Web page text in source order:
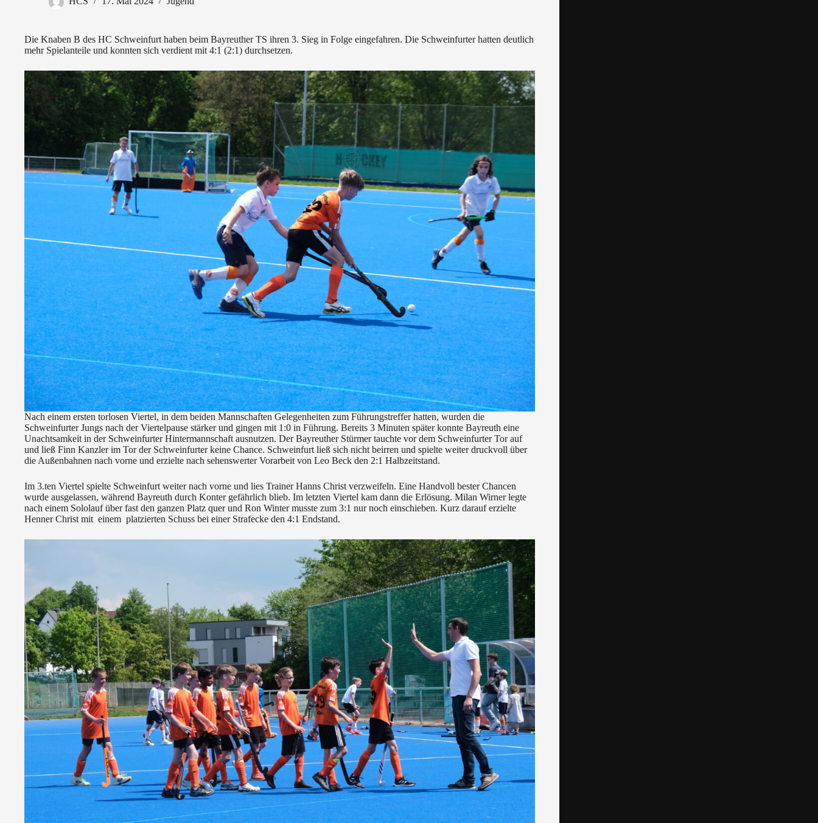
Die Knaben B des HC Schweinfurt haben beim Bayreuther TS ihren 3. Sieg in Folge eingefahren. Die Schweinfurter hatten deutlich
mehr Spielanteile und konnten sich verdient mit 4:1 (2:1) durchsetzen.
Nach einem ersten torlosen Viertel, in dem beiden Mannschaften Gelegenheiten zum Führungstreffer hatten, wurden die
Schweinfurter Jungs nach der Viertelpause stärker und gingen mit 1:0 in Führung. Bereits 3 Minuten später konnte Bayreuth eine
Unachtsamkeit in der Schweinfurter Hintermannschaft ausnutzen. Der Bayreuther Stürmer tauchte vor dem Schweinfurter Tor auf
und ließ Finn Kanzler im Tor der Schweinfurter keine Chance. Schweinfurt ließ sich nicht beirren und spielte weiter druckvoll über
die Außenbahnen nach vorne und erzielte nach sehenswerter Vorarbeit von Leo Beck den 2:1 Halbzeitstand.
Im 3.ten Viertel spielte Schweinfurt weiter nach vorne und lies Trainer Hanns Christ verzweifeln. Eine Handvoll bester Chancen
wurde ausgelassen, während Bayreuth durch Konter gefährlich blieb. Im letzten Viertel kam dann die Erlösung. Milan Wirner legte
nach einem Sololauf über fast den ganzen Platz quer und Ron Winter musste zum 3:1 nur noch einschieben. Kurz darauf erzielte
Henner Christ mit einem platzierten Schuss bei einer Strafecke den 4:1 Endstand.